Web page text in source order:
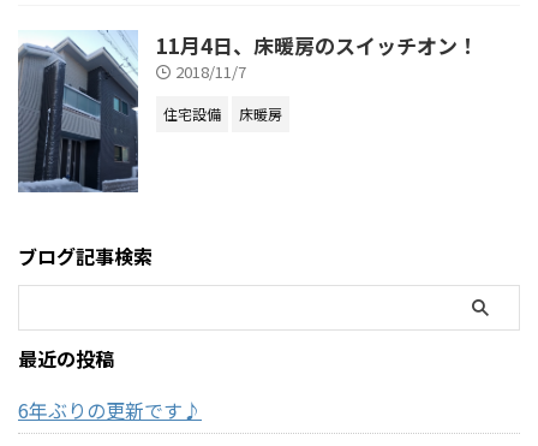
11月4日、床暖房のスイッチオン！
2018/11/7
住宅設備 床暖房
ブログ記事検索
最近の投稿
6年ぶりの更新です♪